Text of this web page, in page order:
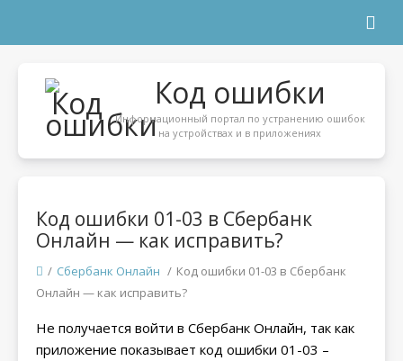
Код ошибки
Информационный портал по устранению ошибок
на устройствах и в приложениях
Код ошибки 01-03 в Сбербанк
Онлайн — как исправить?
/ Сбербанк Онлайн / Код ошибки 01-03 в Сбербанк
Онлайн — как исправить?
Не получается войти в Сбербанк Онлайн, так как
приложение показывает код ошибки 01-03 –